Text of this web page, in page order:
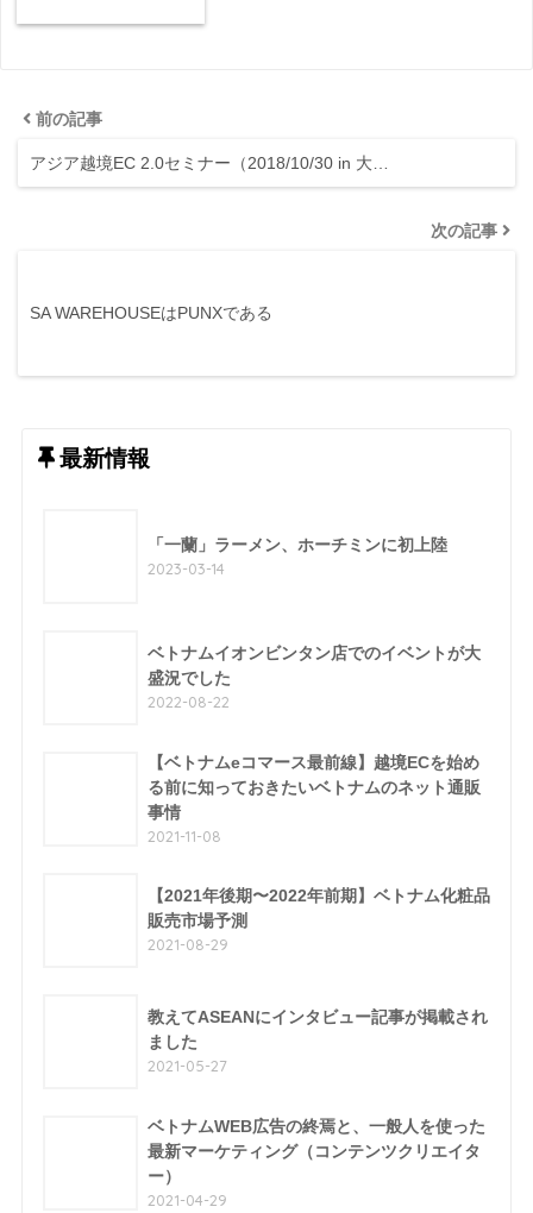
前の記事
アジア越境EC 2.0セミナー（2018/10/30 in 大…
次の記事
SA WAREHOUSEはPUNXである
最新情報
「一蘭」ラーメン、ホーチミンに初上陸
2023-03-14
ベトナムイオンビンタン店でのイベントが大
盛況でした
2022-08-22
【ベトナムeコマース最前線】越境ECを始め
る前に知っておきたいベトナムのネット通販
事情
2021-11-08
【2021年後期〜2022年前期】ベトナム化粧品
販売市場予測
2021-08-29
教えてASEANにインタビュー記事が掲載され
ました
2021-05-27
ベトナムWEB広告の終焉と、一般人を使った
最新マーケティング（コンテンツクリエイタ
ー）
2021-04-29